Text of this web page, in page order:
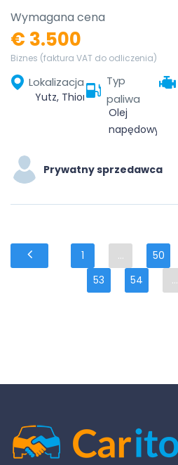
Wymagana cena
€ 3.500
Biznes (faktura VAT do odliczenia)
Lokalizacja
Yutz, Thionville, Moselle, Grand Est, France métropolitaine, 57970, France
Typ
paliwa
Olej
napędowy
Prywatny sprzedawca
1 ... 50
53
54 ...